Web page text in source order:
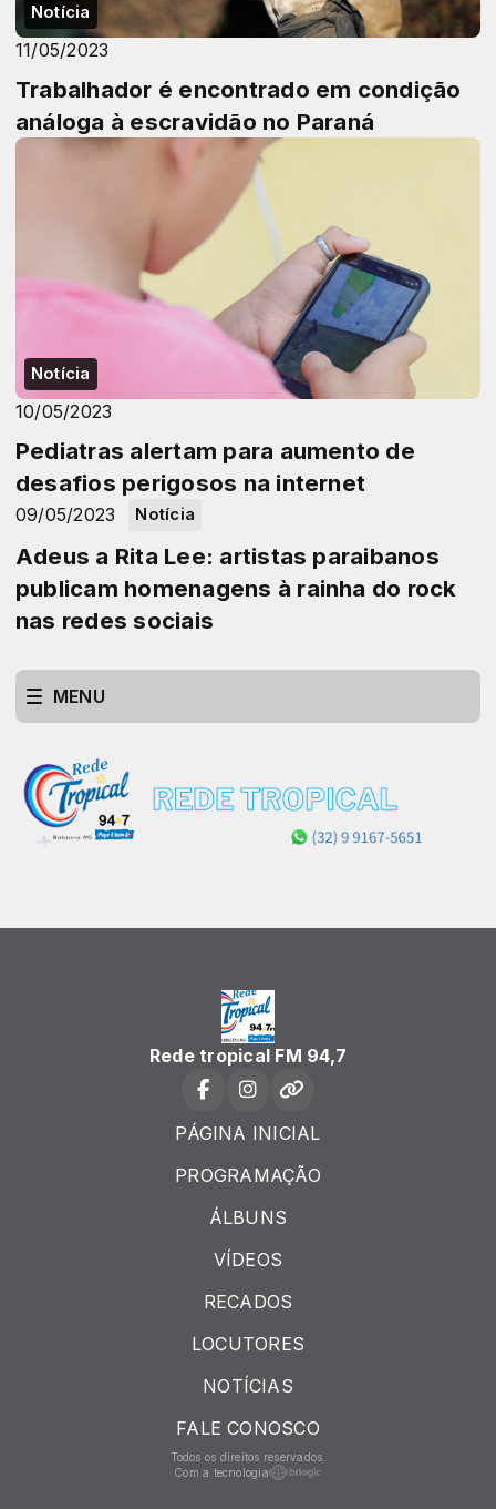
Notícia
11/05/2023
Trabalhador é encontrado em condição
análoga à escravidão no Paraná
Notícia
10/05/2023
Pediatras alertam para aumento de
desafios perigosos na internet
Notícia
09/05/2023
Adeus a Rita Lee: artistas paraibanos
publicam homenagens à rainha do rock
nas redes sociais
MENU
Rede tropical FM 94,7
PÁGINA INICIAL
PROGRAMAÇÃO
ÁLBUNS
VÍDEOS
RECADOS
LOCUTORES
NOTÍCIAS
FALE CONOSCO
Todos os direitos reservados.
Com a tecnologia